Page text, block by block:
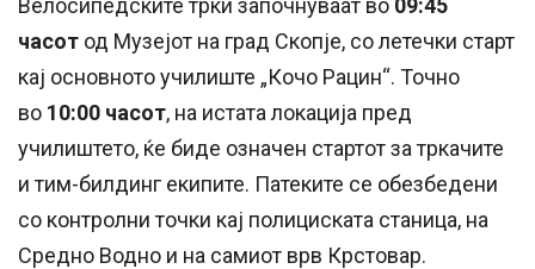
часот од Музејот на град Скопје, со летечки старт
кај основното училиште „Кочо Рацин“. Точно
во 10:00 часот, на истата локација пред
училиштето, ќе биде означен стартот за тркачите
и тим-билдинг екипите. Патеките се обезбедени
со контролни точки кај полициската станица, на
Средно Водно и на самиот врв Крстовар.